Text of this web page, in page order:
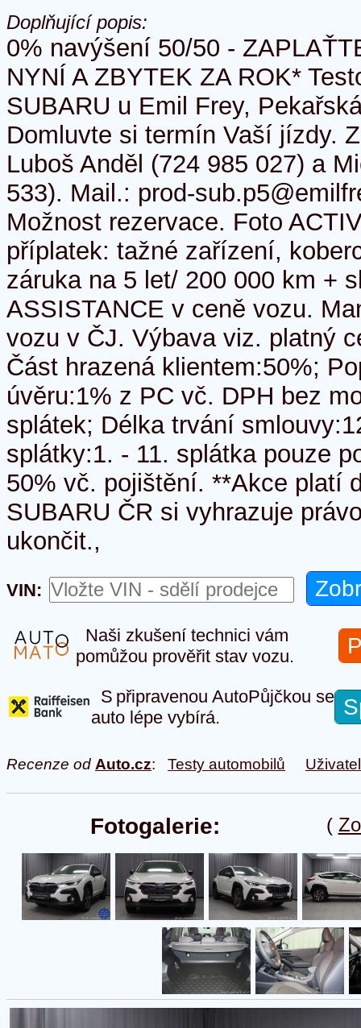
Doplňující popis:
0% navýšení 50/50 -
NYNÍ A ZBYTEK ZA ROK*
SUBARU u Emil Frey,
Domluvte si termín Vaší jízdy.
Luboš Anděl (724 985 027) a
533). Mail.: prod-
Možnost rezervace. Foto
příplatek: tažné zařízení,
záruka na 5 let/ 200 000 km +
ASSISTANCE v ceně vozu.
vozu v ČJ. Výbava viz. platný
Část hrazená klientem:50%;
úvěru:1% z PC vč. DPH bez
splátek; Délka trvání
splátky:1. - 11. splátka pouze
50% vč. pojištění. **Akce platí
SUBARU ČR si vyhrazuje
ukončit.,
VIN:
Naši zkušení technici vám
pomůžou prověřit stav vozu.
S připravenou AutoPůjčkou se
auto lépe vybírá.
Recenze od Auto.cz: Testy automobilů
(
Fotogalerie: